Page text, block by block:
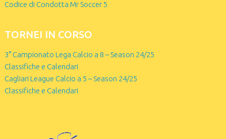
Codice di Condotta Mr Soccer 5
TORNEI IN CORSO
3° Campionato Lega Calcio a 8 – Season 24/25
Classifiche e Calendari
Cagliari League Calcio a 5 – Season 24/25
Classifiche e Calendari